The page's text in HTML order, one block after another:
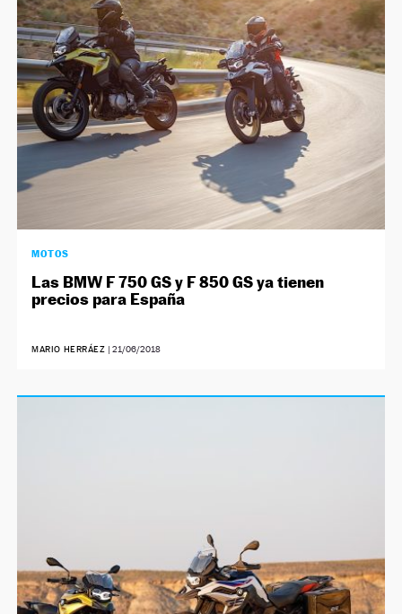
NEWSLETTER
SÍGUENOS
MOTOS
Las BMW F 750 GS y F 850 GS ya tienen
precios para España
MARIO HERRÁEZ | 21/06/2018